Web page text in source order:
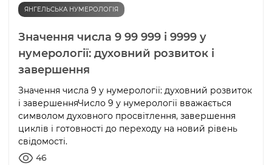
ЯНГЕЛЬСЬКА НУМЕРОЛОГІЯ
Значення числа 9 99 999 і 9999 у
нумерології: духовний розвиток і
завершення
Значення числа 9 у нумерології: духовний розвиток
і завершенняЧисло 9 у нумерології вважається
символом духовного просвітлення, завершення
циклів і готовності до переходу на новий рівень
свідомості.
46